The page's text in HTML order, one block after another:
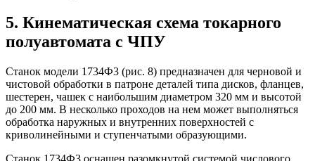
5. Кинематическая схема токарного
полуавтомата с ЧПУ
Станок модели 1734Ф3 (рис. 8) предназначен для черновой и
чистовой обработки в патроне деталей типа дисков, фланцев,
шестерен, чашек с наибольшим диаметром 320 мм и высотой
до 200 мм. В несколько проходов на нем может выполняться
обработка наружных и внутренних поверхностей с
криволинейными и ступенчатыми образующими.
Станок 1734Ф3 оснащен разомкнутой системой числового